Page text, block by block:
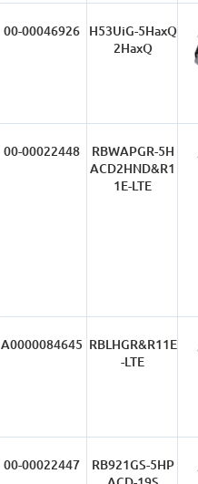
00-00046926 H53UiG-5HaxQ
2HaxQ
00-00022448
RBWAPGR-5H
ACD2HND&R1
1E-LTE
А0000084645 RBLHGR&R11E
-LTE
00-00022447
RB921GS-5HP